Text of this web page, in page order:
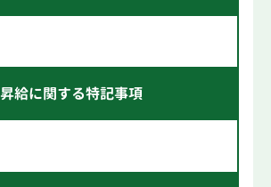
昇給に関する特記事項